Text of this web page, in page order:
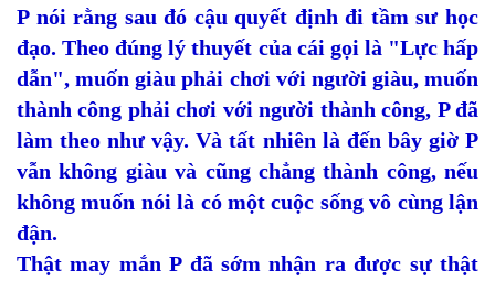
P nói rằng sau đó cậu quyết định đi tầm sư học
đạo. Theo đúng lý thuyết của cái gọi là "Lực hấp
dẫn", muốn giàu phải chơi với người giàu, muốn
thành công phải chơi với người thành công, P đã
làm theo như vậy. Và tất nhiên là đến bây giờ P
vẫn không giàu và cũng chẳng thành công, nếu
không muốn nói là có một cuộc sống vô cùng lận
đận.
Thật may mắn P đã sớm nhận ra được sự thật